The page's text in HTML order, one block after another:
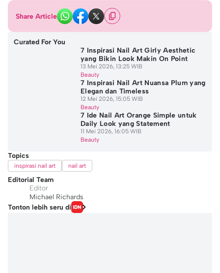
Share Article
Curated For You
7 Inspirasi Nail Art Girly Aesthetic
yang Bikin Look Makin On Point
13 Mei 2026, 13:25 WIB
Beauty
7 Inspirasi Nail Art Nuansa Plum yang
Elegan dan Timeless
12 Mei 2026, 15:05 WIB
Beauty
7 Ide Nail Art Orange Simple untuk
Daily Look yang Statement
11 Mei 2026, 16:05 WIB
Beauty
Topics
inspirasi nail art nail art
Editorial Team
Editor
Michael Richards
Tonton lebih seru di